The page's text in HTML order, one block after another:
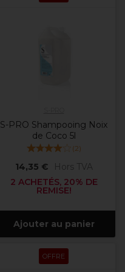
S-PRO Shampooing Noix
de Coco 5l
(2)
14,35 €
Hors TVA
2 ACHETÉS, 20% DE
REMISE!
Ajouter au panier
OFFRE